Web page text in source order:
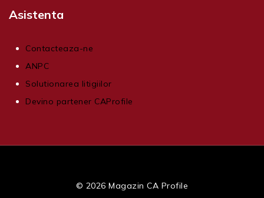
Asistenta
Contacteaza-ne
ANPC
Solutionarea litigiilor
Devino partener CAProfile
© 2026 Magazin CA Profile